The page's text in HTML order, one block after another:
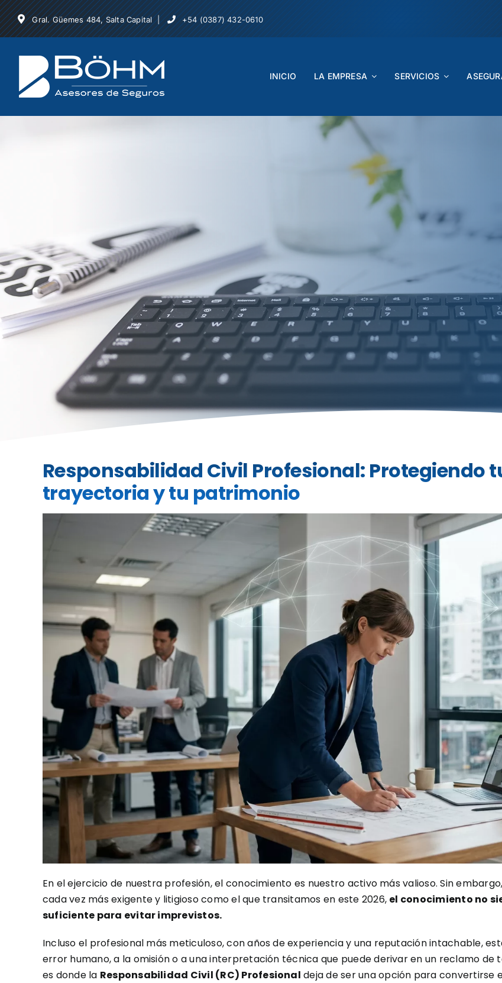
Skip
to
content
Gral. Güemes 484, Salta Capital | +54 (0387) 432-0610
INICIO LA EMPRESA SERVICIOS
Responsabilidad Civil Profesional: Protegiendo
trayectoria y tu patrimonio
En el ejercicio de nuestra profesión, el conocimiento es nuestro activo más valioso. Sin
cada vez más exigente y litigioso como el que transitamos en este 2026, el conocimiento no
suficiente para evitar imprevistos.
Incluso el profesional más meticuloso, con años de experiencia y una reputación intachable,
error humano, a la omisión o a una interpretación técnica que puede derivar en un reclamo de
es donde la Responsabilidad Civil (RC) Profesional deja de ser una opción para convertirse